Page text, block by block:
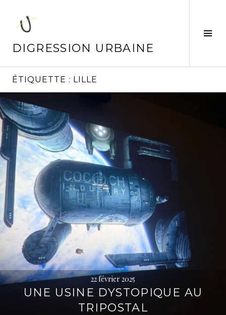
contenu
principal
DIGRESSION URBAINE
ÉTIQUETTE : LILLE
22 février 2025
UNE USINE DYSTOPIQUE AU
TRIPOSTAL